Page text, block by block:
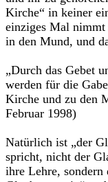
Kirche“ in keiner
einziges Mal nimmt
in den Mund, und
„Durch das Gebet
werden für die
Kirche und zu den
Februar 1998)
Natürlich ist „der
spricht, nicht der
ihre Lehre, sondern